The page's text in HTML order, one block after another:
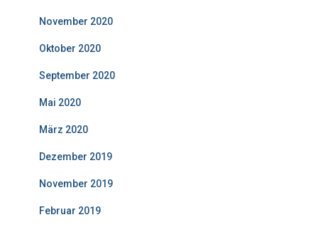
November 2020
Oktober 2020
September 2020
Mai 2020
März 2020
Dezember 2019
November 2019
Februar 2019